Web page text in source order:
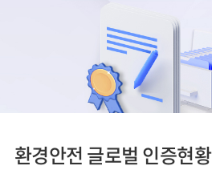
환경안전 글로벌 인증현황